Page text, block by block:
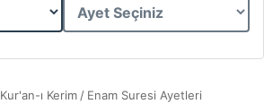
Kur'an-ı Kerim / Enam Suresi Ayetleri